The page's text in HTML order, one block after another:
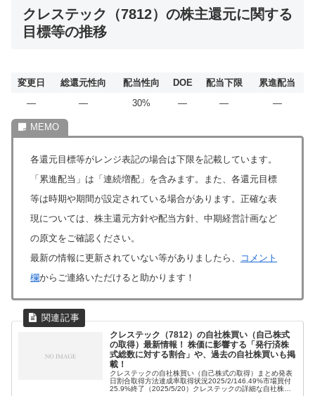
クレステック（7812）の株主還元に関する
目標等の推移
変更日 総還元性向 配当性向 DOE 配当下限
累進配当
―
― 30% ― ― ―
各還元目標等がレンジ表記の場合は下限を記載しています。
「累進配当」は「連続増配」を含みます。また、各還元目標
等は時期や期間が設定されている場合があります。正確な表
現については、株主還元方針や配当方針、中期経営計画など
の原文をご確認ください。
最新の情報に更新されていない等がありましたら、
コメント
欄からご連絡いただけると助かります！
クレステック（7812）の自社株買い（自己株式
の取得）最新情報！ 株価に影響する「発行済株
式総数に対する割合」や、過去の自社株買いも掲
載！
クレステックの自社株買い（自己株式の取得）まとめ発表
日割合取得方法達成率取得状況2025/2/146.49%市場買付
25.9%終了（2025/5/20）クレステックの詳細な自社株買